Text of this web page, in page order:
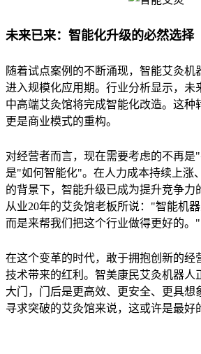
未来已来：智能化升级的必然选择
随着试点案例的不断涌现，智能艾灸机
进入规模化应用期。行业分析显示，未
中高端艾灸馆将完成智能化改造。这种
更是商业模式的重构。
对经营者而言，现在需要考虑的不再是
是"如何智能化"。在人力成本持续上涨
的背景下，智能升级已成为提升竞争力
从业20年的艾灸馆老板所说："智能机
而是来帮我们把这个行业做得更好的。"
在这个变革的时代，敢于拥抱创新的经
技术带来的红利。智美康民艾灸机器人
大门，门后是更高效、更安全、更具想
寻求突破的艾灸馆来说，这或许是最好